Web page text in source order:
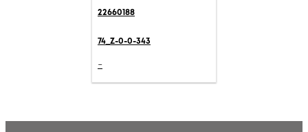
22660188
74_Z-0-0-343
-